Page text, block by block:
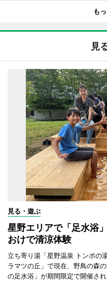
も
見
見る・遊ぶ
星野エリアで「足水浴
おけで清涼体験
立ち寄り湯「星野温泉 トンボの
ラマツの丘」で現在、野鳥の森
の足水浴」が期間限定で開催され